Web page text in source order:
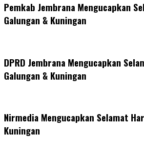
Pemkab Jembrana Mengucapkan
Galungan & Kuningan
DPRD Jembrana Mengucapkan
Galungan & Kuningan
Nirmedia Mengucapkan Selamat
Kuningan